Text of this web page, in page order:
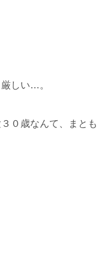
しい…。
０歳なんて、まとも